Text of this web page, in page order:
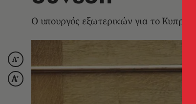
Ο υπουργός εξωτερικών για το